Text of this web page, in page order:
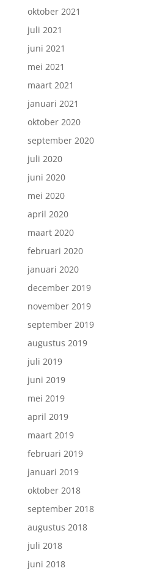
oktober 2021
juli 2021
juni 2021
mei 2021
maart 2021
januari 2021
oktober 2020
september 2020
juli 2020
juni 2020
mei 2020
april 2020
maart 2020
februari 2020
januari 2020
december 2019
november 2019
september 2019
augustus 2019
juli 2019
juni 2019
mei 2019
april 2019
maart 2019
februari 2019
januari 2019
oktober 2018
september 2018
augustus 2018
juli 2018
juni 2018